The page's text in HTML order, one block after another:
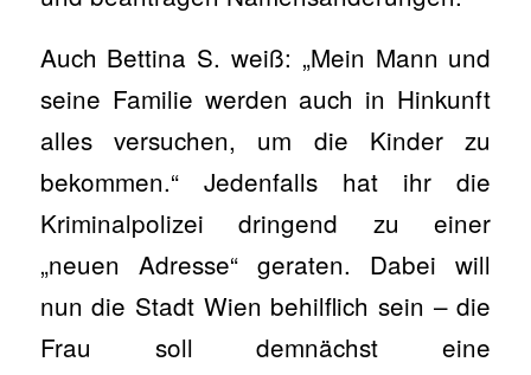
Auch Bettina S. weiß: „Mein Mann und
seine Familie werden auch in Hinkunft
alles versuchen, um die Kinder zu
bekommen.“ Jedenfalls hat ihr die
Kriminalpolizei dringend zu einer
„neuen Adresse“ geraten. Dabei will
nun die Stadt Wien behilflich sein – die
Frau soll demnächst eine